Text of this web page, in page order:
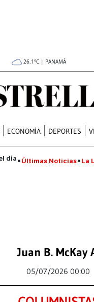
26.1°C | PANAMÁ
ECONOMÍA DEPORTES
Últimas Noticias La
Juan B. McKay
05/07/2026 00:00